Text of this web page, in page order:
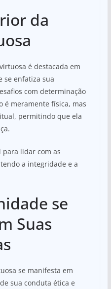
da
é destacada em
se enfatiza sua
com determinação
é meramente física, mas
permitindo que ela
lidar com as
a integridade e a
se
Suas
se manifesta em
sua conduta ética e